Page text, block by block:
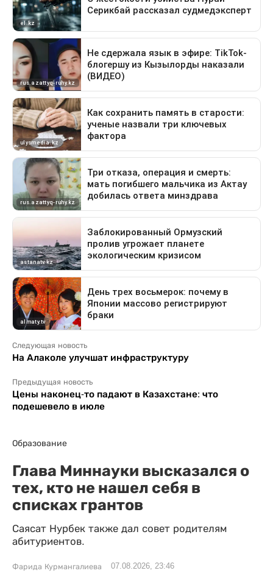
Следующая новость
На Алаколе улучшат инфраструктуру
Предыдущая новость
Цены наконец-то падают в Казахстане: что
подешевело в июле
Образование
Глава Миннауки высказался о
тех, кто не нашел себя в
списках грантов
Саясат Нурбек также дал совет родителям
абитуриентов.
Фарида Курмангалиева 07.08.2026, 23:46